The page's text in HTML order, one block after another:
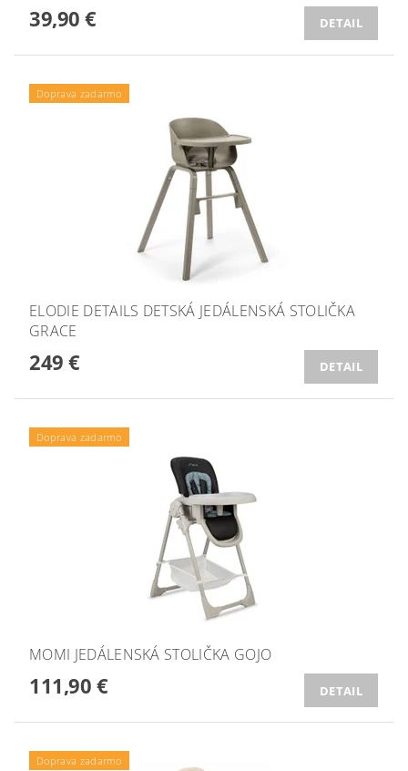
39,90 € DETAIL
Doprava zadarmo
ELODIE DETAILS DETSKÁ JEDÁLENSKÁ STOLIČKA
GRACE
249 € DETAIL
Doprava zadarmo
MOMI JEDÁLENSKÁ STOLIČKA GOJO
111,90 € DETAIL
Doprava zadarmo